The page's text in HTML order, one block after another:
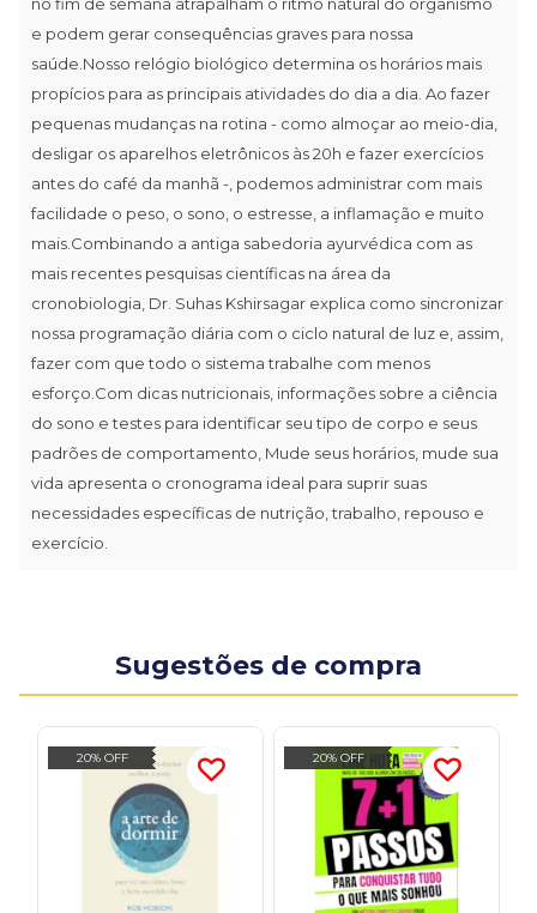
e podem gerar consequências graves para nossa
saúde.Nosso relógio biológico determina os horários mais
propícios para as principais atividades do dia a dia. Ao fazer
pequenas mudanças na rotina - como almoçar ao meio-dia,
desligar os aparelhos eletrônicos às 20h e fazer exercícios
antes do café da manhã -, podemos administrar com mais
facilidade o peso, o sono, o estresse, a inflamação e muito
mais.Combinando a antiga sabedoria ayurvédica com as
mais recentes pesquisas científicas na área da
cronobiologia, Dr. Suhas Kshirsagar explica como sincronizar
nossa programação diária com o ciclo natural de luz e, assim,
fazer com que todo o sistema trabalhe com menos
esforço.Com dicas nutricionais, informações sobre a ciência
do sono e testes para identificar seu tipo de corpo e seus
padrões de comportamento, Mude seus horários, mude sua
vida apresenta o cronograma ideal para suprir suas
necessidades específicas de nutrição, trabalho, repouso e
exercício.
Sugestões de compra
20% OFF 20% OFF